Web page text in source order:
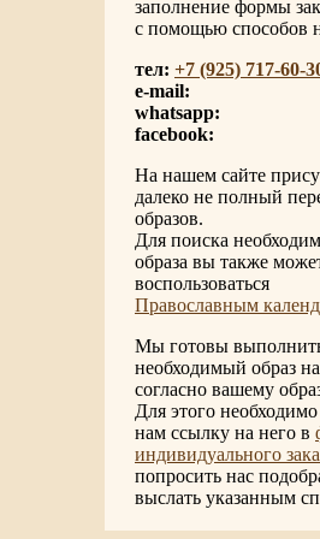
заполнение формы
с помощью способов
тел: +7 (925) 717-60-
e-mail:
whatsapp:
facebook:
На нашем сайте
далеко не полный
образов.
Для поиска
образа вы также
воспользоваться
Православным
Мы готовы
необходимый образ на
согласно вашему
Для этого
нам ссылку на него в
индивидуального
попросить нас
выслать указанным